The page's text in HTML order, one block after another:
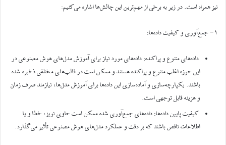
نیز همراه است. در زیر به برخی از مهم‌ترین این چالش‌ها اشاره می‌کنیم:
۱- جمع‌آوری و کیفیت داده‌ها:
داده‌های متنوع و پراکنده: داده‌های مورد نیاز برای آموزش مدل‌های هوش مصنوعی در
این حوزه اغلب متنوع و پراکنده هستند و ممکن است در قالب‌های مختلفی ذخیره شده
باشند. یکپارچه‌سازی و آماده‌سازی این داده‌ها برای آموزش مدل‌ها، نیازمند صرف زمان
و هزینه قابل توجهی است.
کیفیت پایین داده‌ها: داده‌های جمع‌آوری شده ممکن است حاوی نویز، خطا و یا
اطلاعات ناقص باشند که بر دقت و عملکرد مدل‌های هوش مصنوعی تأثیر می‌گذارد.